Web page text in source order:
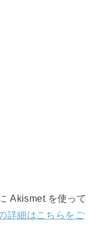
Akismet を使って
詳細はこちらをご